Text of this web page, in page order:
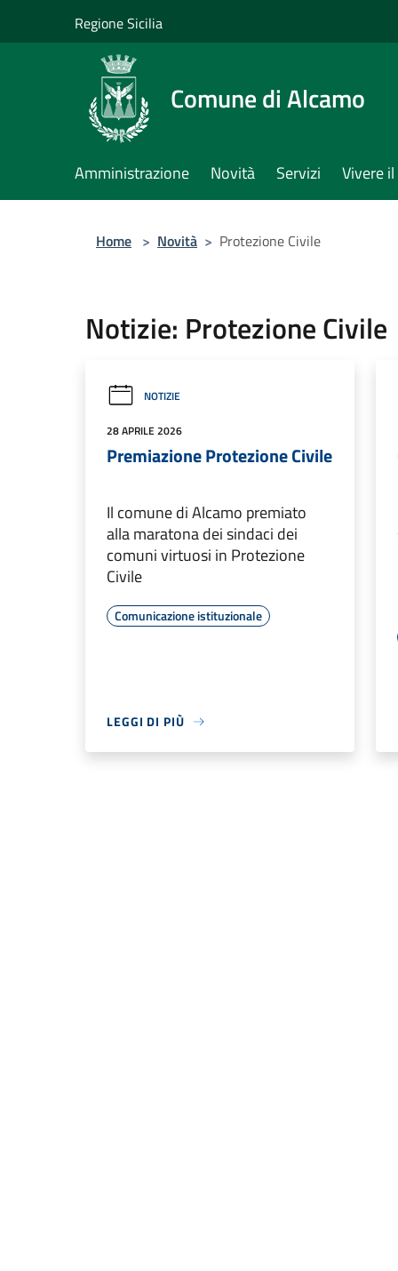
Regione Sicilia
Comune di Alcamo
Amministrazione Novità Servizi Vivere
Home > Novità > Protezione Civile
Notizie: Protezione Civile
NOTIZIE
28 APRILE 2026
Premiazione Protezione Civile
Il comune di Alcamo premiato
alla maratona dei sindaci dei
comuni virtuosi in Protezione
Civile
Comunicazione istituzionale
LEGGI DI PIÙ